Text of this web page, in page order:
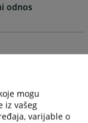
odnos
vrijeme u
mogu
iz vašeg
varijable o